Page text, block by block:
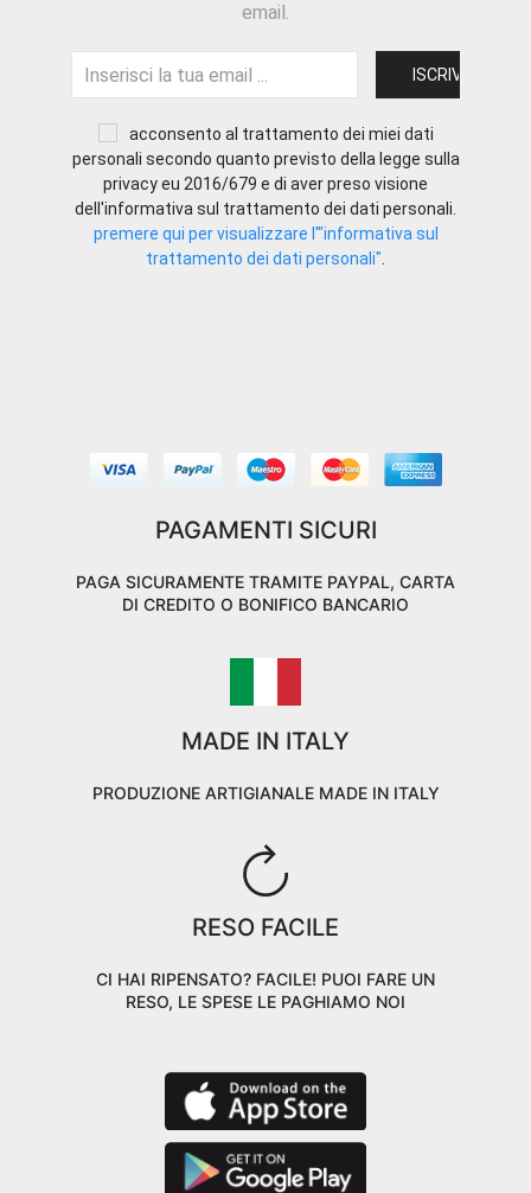
email.
acconsento al trattamento dei miei dati
personali secondo quanto previsto della legge sulla
privacy eu 2016/679 e di aver preso visione
dell'informativa sul trattamento dei dati personali.
premere qui per visualizzare l'"informativa sul
trattamento dei dati personali"
PAGAMENTI SICURI
PAGA SICURAMENTE TRAMITE PAYPAL, CARTA
DI CREDITO O BONIFICO BANCARIO
MADE IN ITALY
PRODUZIONE ARTIGIANALE MADE IN ITALY
RESO FACILE
CI HAI RIPENSATO? FACILE! PUOI FARE UN
RESO, LE SPESE LE PAGHIAMO NOI